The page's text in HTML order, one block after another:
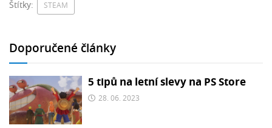
Štítky: STEAM
Doporučené články
5 tipů na letní slevy na PS Store
28. 06. 2023